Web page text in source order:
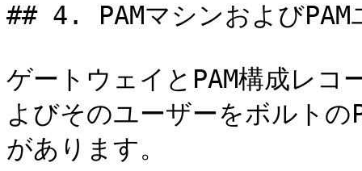
## 4. PAMマシンおよびPAM
ゲートウェイとPAM構成レ
よびそのユーザーをボルトの
があります。